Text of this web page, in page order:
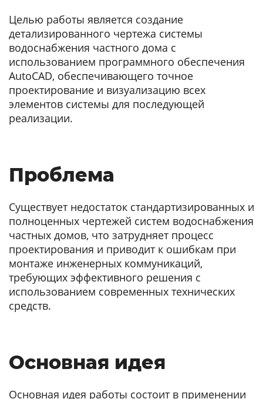
Целью работы является создание
детализированного чертежа системы
водоснабжения частного дома с
использованием программного обеспечения
AutoCAD, обеспечивающего точное
проектирование и визуализацию всех
элементов системы для последующей
реализации.
Проблема
Существует недостаток стандартизированных и
полноценных чертежей систем водоснабжения
частных домов, что затрудняет процесс
проектирования и приводит к ошибкам при
монтаже инженерных коммуникаций,
требующих эффективного решения с
использованием современных технических
средств.
Основная идея
Основная идея работы состоит в применении